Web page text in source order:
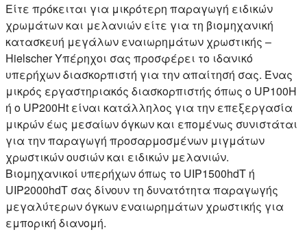
Είτε πρόκειται για μικρότερη παραγωγή ειδικών
χρωμάτων και μελανιών είτε για τη βιομηχανική
κατασκευή μεγάλων εναιωρημάτων χρωστικής –
Hielscher Υπέρηχοι σας προσφέρει το ιδανικό
υπερήχων διασκορπιστή για την απαίτησή σας. Ένας
μικρός εργαστηριακός διασκορπιστής όπως ο UP100H
ή ο UP200Ht είναι κατάλληλος για την επεξεργασία
μικρών έως μεσαίων όγκων και επομένως συνιστάται
για την παραγωγή προσαρμοσμένων μιγμάτων
χρωστικών ουσιών και ειδικών μελανιών.
Βιομηχανικοί υπερήχων όπως το UIP1500hdT ή
UIP2000hdT σας δίνουν τη δυνατότητα παραγωγής
μεγαλύτερων όγκων εναιωρημάτων χρωστικής για
εμπορική διανομή.